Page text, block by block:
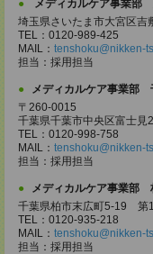
メディカルケア事業部
埼玉県さいたま市大宮区
TEL：0120-989-425
MAIL： tenshoku@nikken-
担当：採用担当
メディカルケア事業部
〒260-0015
千葉県千葉市中央区富士
TEL：0120-998-758
MAIL： tenshoku@nikken-
担当：採用担当
メディカルケア事業部
千葉県柏市末広町5-19
TEL：0120-935-218
MAIL： tenshoku@nikken-
担当：採用担当